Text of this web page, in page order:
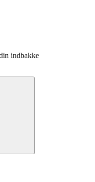
indbakke